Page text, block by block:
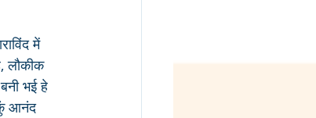
में
लौकीक
भई हे
कुं आनंद